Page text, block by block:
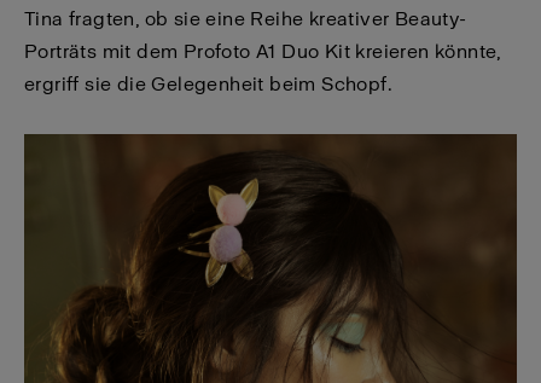
Tina fragten, ob sie eine Reihe kreativer Beauty-
Porträts mit dem Profoto A1 Duo Kit kreieren könnte,
ergriff sie die Gelegenheit beim Schopf.